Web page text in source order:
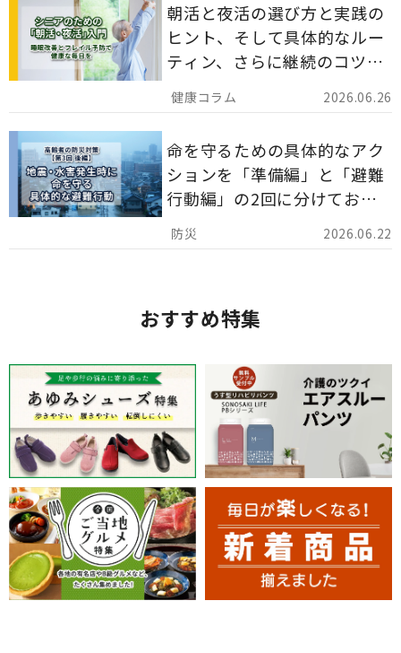
2026.06.26
朝活と夜活の選び方と実践の
ヒント、そして具体的なルー
ティン、さらに継続のコツま
でを詳しくご紹介します。
2026.06.22
命を守るための具体的なアク
ションを「準備編」と「避難
行動編」の2回に分けてお届
けしています。
おすすめ特集